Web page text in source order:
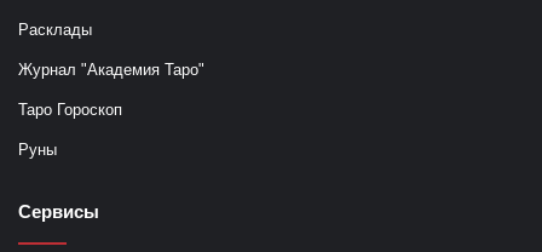
Расклады
Журнал "Академия Таро"
Таро Гороскоп
Руны
Сервисы